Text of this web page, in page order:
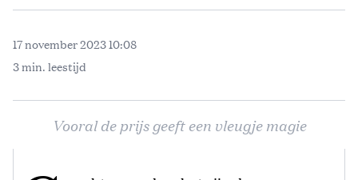
17 november 2023 10:08
3 min. leestijd
Vooral de prijs geeft een vleugje magie